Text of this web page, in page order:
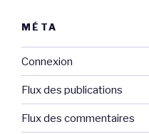
MÉTA
Connexion
Flux des publications
Flux des commentaires